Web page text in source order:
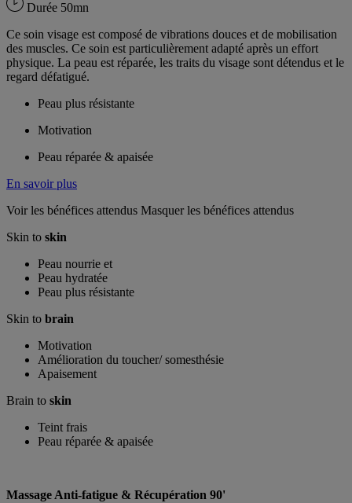
Durée 50mn
Ce soin visage est composé de vibrations douces et de mobilisation
des muscles. Ce soin est particulièrement adapté après un effort
physique. La peau est réparée, les traits du visage sont détendus et le
regard défatigué.
Peau plus résistante
Motivation
Peau réparée & apaisée
En savoir plus
Voir les bénéfices attendus Masquer les bénéfices attendus
Skin to skin
Peau nourrie et
Peau hydratée
Peau plus résistante
Skin to brain
Motivation
Amélioration du toucher/ somesthésie
Apaisement
Brain to skin
Teint frais
Peau réparée & apaisée
Massage Anti-fatigue & Récupération 90'